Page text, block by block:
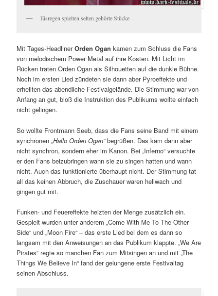
Eisregen spielten selten gehörte Stücke
Mit Tages-HeadlinerOrden Ogan kamen zum Schluss die Fans
von melodischem Power Metal auf ihre Kosten. Mit Licht im
Rücken traten Orden Ogan als Silhouetten auf die dunkle Bühne.
Noch im ersten Lied zündeten sie dann aber Pyroeffekte und
erhellten das abendliche Festivalgelände. Die Stimmung war von
Anfang an gut, bloß die Instruktion des Publikums wollte einfach
nicht gelingen.
So wollte Frontmann Seeb, dass die Fans seine Band mit einem
synchronen„Hallo Orden Ogan“begrüßen. Das kam dann aber
nicht synchron, sondern eher im Kanon. Bei „Inferno“ versuchte
er den Fans beizubringen wann sie zu singen hatten und wann
nicht. Auch das funktionierte überhaupt nicht. Der Stimmung tat
all das keinen Abbruch, die Zuschauer waren hellwach und
gingen gut mit.
Funken- und Feuereffekte heizten der Menge zusätzlich ein.
Gespielt wurden unter anderem „Come With Me To The Other
Side“ und „Moon Fire“ – das erste Lied bei dem es dann so
langsam mit den Anweisungen an das Publikum klappte. „We Are
Pirates“ regte so manchen Fan zum Mitsingen an und mit „The
Things We Believe In“ fand der gelungene erste Festivaltag
seinen Abschluss.